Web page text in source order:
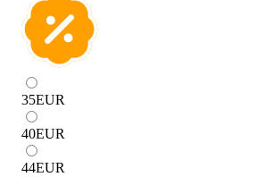
35EUR
40EUR
44EUR